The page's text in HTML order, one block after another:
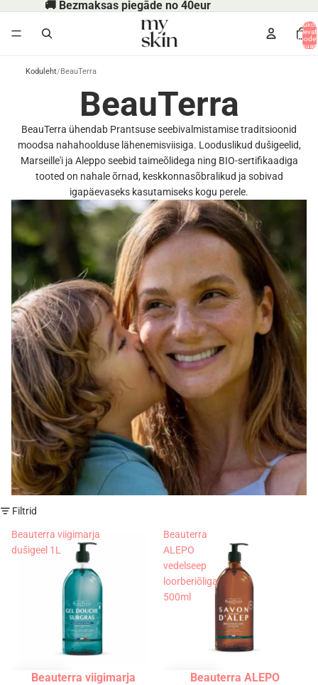
🚚 Bezmaksas piegāde no 40eur
Koduleht/BeauTerra
BeauTerra
BeauTerra ühendab Prantsuse seebivalmistamise traditsioonid
moodsa nahahoolduse lähenemisviisiga. Looduslikud dušigeelid,
Marseille'i ja Aleppo seebid taimeõlidega ning BIO-sertifikaadiga
tooted on nahale õrnad, keskkonnasõbralikud ja sobivad
igapäevaseks kasutamiseks kogu perele.
Filtrid
Beauterra viigimarja
dušigeel 1L
-35%
UudisBeauterra viigimarja
Beauterra
ALEPO
vedelseep
loorberiõliga
500ml
Beauterra ALEPO